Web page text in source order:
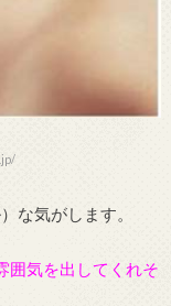
な気がします。
囲気を出してくれそ